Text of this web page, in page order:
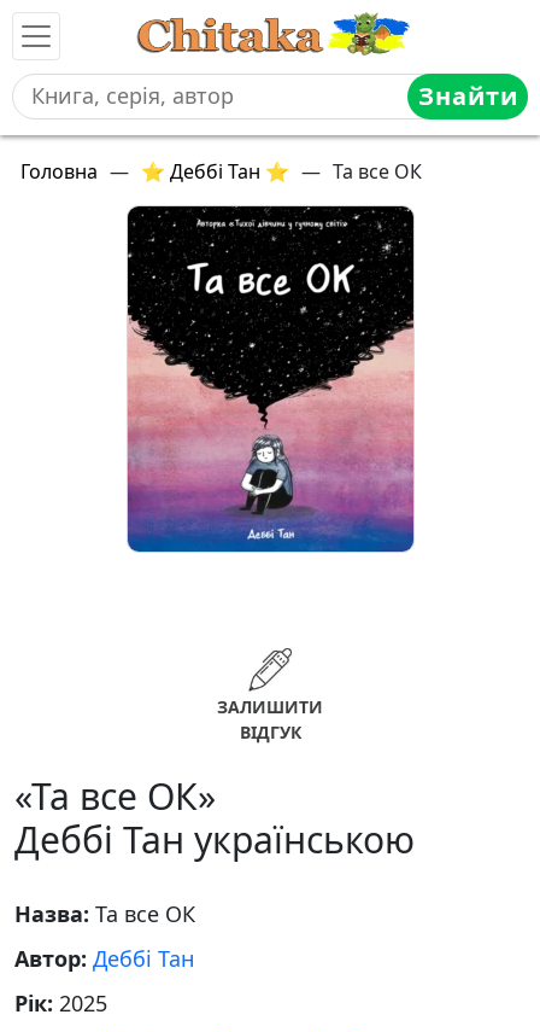
Знайти
Головна — ⭐ Деббі Тан ⭐ — Та все ОК
ЗАЛИШИТИ
ВІДГУК
«Та все ОК»
Деббі Тан українською
Назва: Та все ОК
Автор: Деббі Тан
Рік: 2025